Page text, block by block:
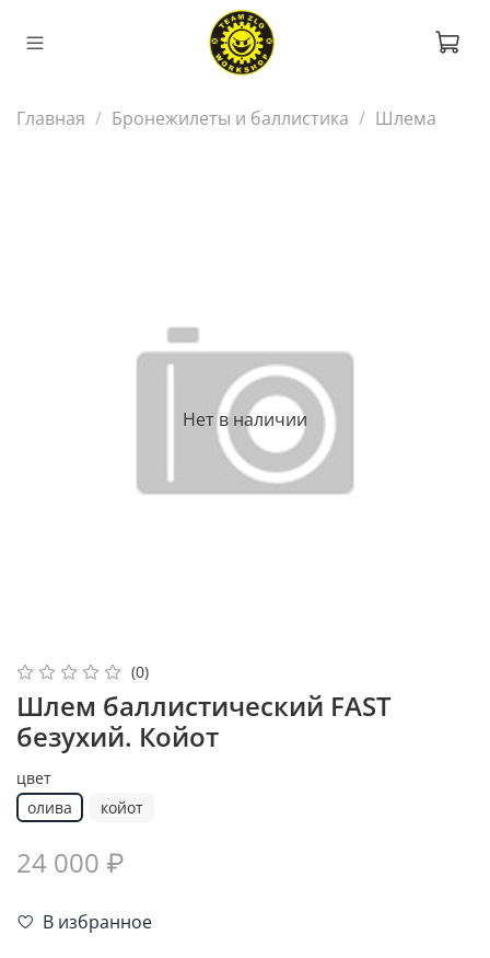
Главная Бронежилеты и баллистика Шлема
Нет в наличии
(0)
Шлем баллистический FAST
безухий. Койот
цвет
олива
койот
24 000 ₽
В избранное